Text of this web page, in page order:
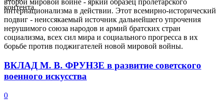
контента.
второй мировой войне - яркий образец пролетарского
интернационализма в действии. Этот всемирно-исторический
подвиг - неиссякаемый источник дальнейшего упрочения
нерушимого союза народов и армий братских стран
социализма, всех сил мира и социального прогресса в их
борьбе против поджигателей новой мировой войны.
ВКЛАД М. В. ФРУНЗЕ в развитие советского
военного искусства
0